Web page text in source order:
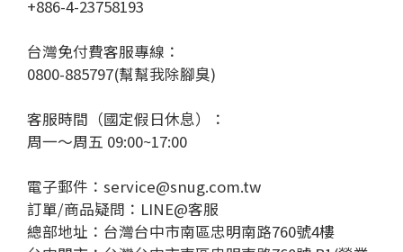
+886-4-23758193
台灣免付費客服專線：
0800-885797(幫幫我除腳臭)
客服時間（國定假日休息）：
周一～周五 09:00~17:00
電子郵件：service@snug.com.tw
訂單/商品疑問： LINE@客服
總部地址：台灣台中市南區忠明南路760號4樓